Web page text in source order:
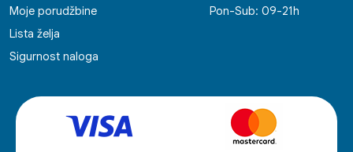
Moje porudžbine
Lista želja
Sigurnost naloga
Pon-Sub: 09-21h